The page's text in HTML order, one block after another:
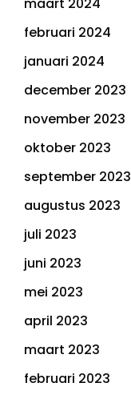
februari 2024
januari 2024
december 2023
november 2023
oktober 2023
september 2023
augustus 2023
juli 2023
juni 2023
mei 2023
april 2023
maart 2023
februari 2023